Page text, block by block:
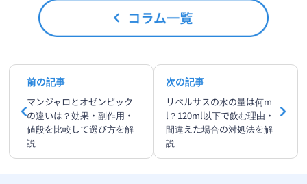
前の記事
マンジャロとオゼンピック
の違いは？効果・副作用・
値段を比較して選び方を解
説
次の記事
リベルサスの水の量は何m
l？120ml以下で飲む理由・
間違えた場合の対処法を解
説